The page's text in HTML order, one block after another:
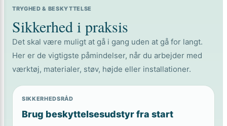
TRYGHED & BESKYTTELSE
Sikkerhed i praksis
Det skal være muligt at gå i gang uden at gå for langt.
Her er de vigtigste påmindelser, når du arbejder med
værktøj, materialer, støv, højde eller installationer.
SIKKERHEDSRÅD
Brug beskyttelsesudstyr fra start